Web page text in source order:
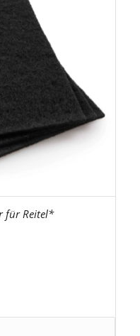
für Reitel*